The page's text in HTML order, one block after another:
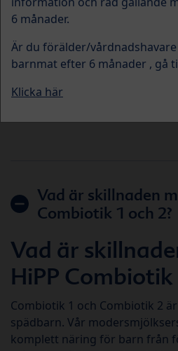
svar
Här har vi samlat svar på
nutrition och HiPPs produkter.
frågor som kan uppstå i mötet
Vad är skillnaden
Combiotik 1 och 2?
Vad är
HiPP Combiotik
Combiotik 1 och Combiotik 2
spädbarn. Vår
komplett näring för barn från
6 månader.
Är du förälder/
barnmat efter 6 månader , gå
Klicka här